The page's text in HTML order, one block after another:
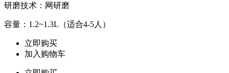
研磨技术：网研磨
容量：1.2~1.3L（适合4-5人）
立即购买
加入购物车